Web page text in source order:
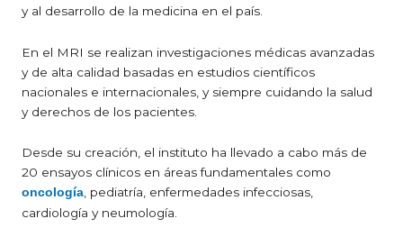
y al desarrollo de la medicina en el país.
En el MRI se realizan investigaciones médicas avanzadas
y de alta calidad basadas en estudios científicos
nacionales e internacionales, y siempre cuidando la salud
y derechos de los pacientes.
Desde su creación, el instituto ha llevado a cabo más de
20 ensayos clínicos en áreas fundamentales como
oncología, pediatría, enfermedades infecciosas,
cardiología y neumología.